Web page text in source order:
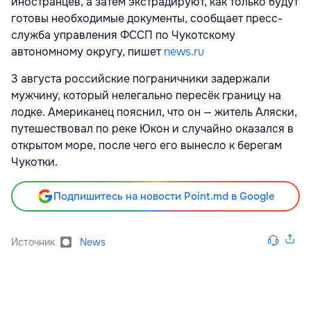
готовы необходимые документы, сообщает пресс-
служба управления ФССП по Чукотскому
автономному округу, пишетnews.ru
3 августа российские пограничники задержали
мужчину, который нелегально пересёк границу на
лодке. Американец пояснил, что он — житель Аляски,
путешествовал по реке Юкон и случайно оказался в
открытом море, после чего его вынесло к берегам
Чукотки.
Подпишитесь на новости Point.md в Google
Источник News